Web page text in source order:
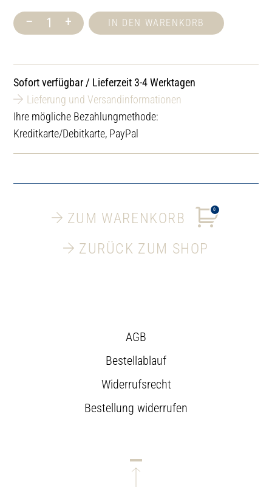
Schreiber
Duft-
ml
Menge
– + IN DEN WARENKORB
Sofort verfügbar / Lieferzeit 3-4 Werktagen
Lieferung und Versandinformationen
Ihre mögliche Bezahlungmethode:
Kreditkarte/Debitkarte, PayPal
ZUM WARENKORB 0
ZURÜCK ZUM SHOP
AGB
Bestellablauf
Widerrufsrecht
Bestellung widerrufen